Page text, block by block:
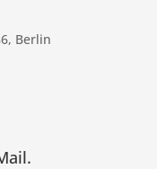
Berlin